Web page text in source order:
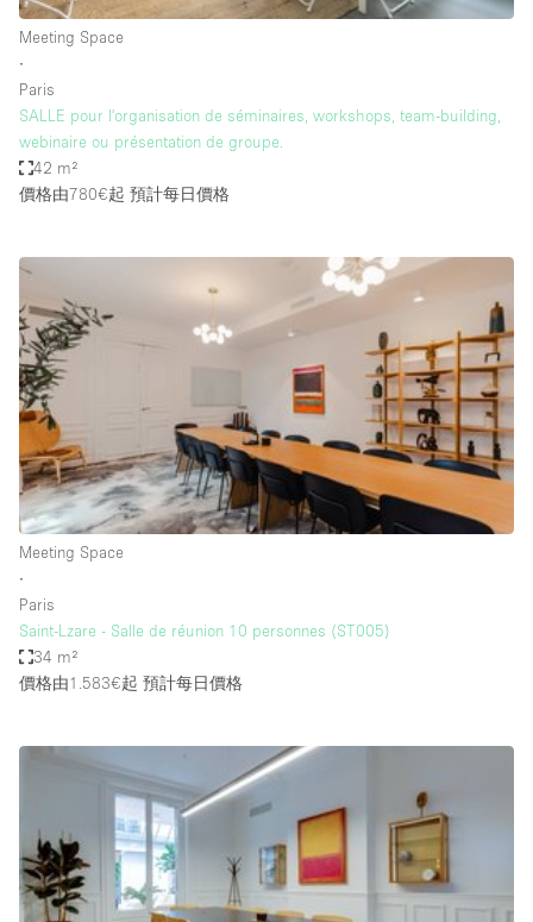
Shop Share
Truck
Unique Space
Warehouse
Air Conditioning
Bathroom
Car Display
Daylight
Electricity
Fitting Rooms
Garden
Garment Rack
Ground Floor
Meeting Space
∙
Paris
SALLE pour l'organisation de séminaires, workshops, team-building,
webinaire ou présentation de groupe.
42 m²
價格由780€起 預計每日價格
Meeting Space
∙
Paris
Saint-Lzare - Salle de réunion 10 personnes (ST005)
34 m²
價格由1.583€起 預計每日價格